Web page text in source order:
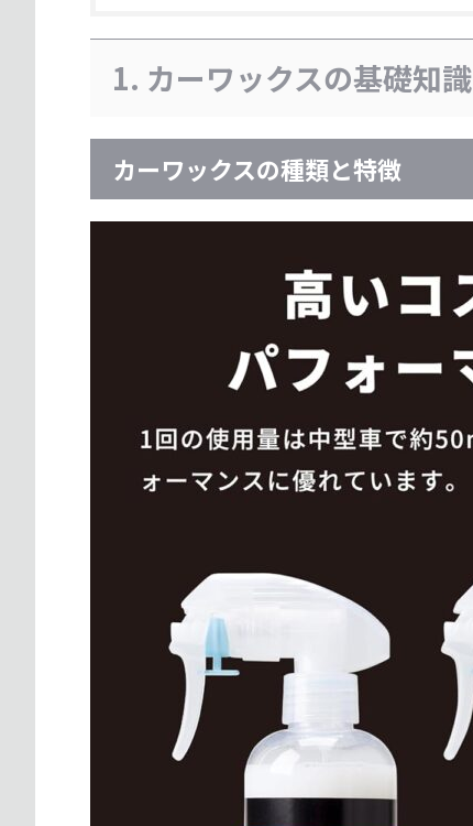
1. カーワックスの基礎知識
カーワックスの種類と特徴